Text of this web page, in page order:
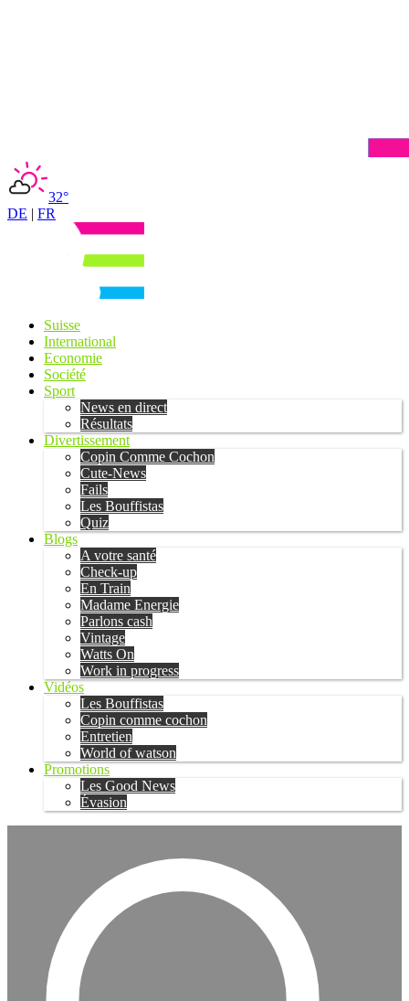
32°
DE | FR
Suisse
International
Economie
Société
Sport
News en direct
Résultats
Divertissement
Copin Comme Cochon
Cute-News
Fails
Les Bouffistas
Quiz
Blogs
A votre santé
Check-up
En Train
Madame Energie
Parlons cash
Vintage
Watts On
Work in progress
Vidéos
Les Bouffistas
Copin comme cochon
Entretien
World of watson
Promotions
Les Good News
Évasion